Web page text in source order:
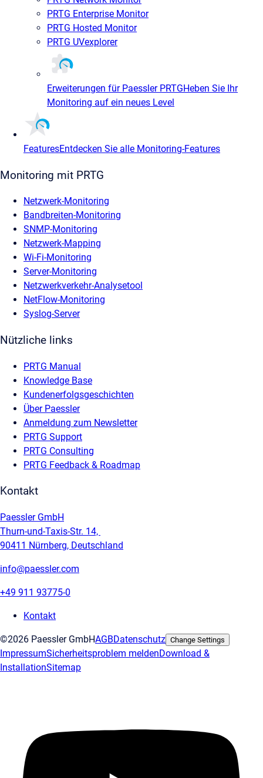
PRTG Enterprise Monitor
PRTG Hosted Monitor
PRTG UVexplorer
Erweiterungen für Paessler PRTGHeben Sie Ihr
Monitoring auf ein neues Level
FeaturesEntdecken Sie alle Monitoring-Features
Monitoring mit PRTG
Netzwerk-Monitoring
Bandbreiten-Monitoring
SNMP-Monitoring
Netzwerk-Mapping
Wi-Fi-Monitoring
Server-Monitoring
Netzwerkverkehr-Analysetool
NetFlow-Monitoring
Syslog-Server
Nützliche links
PRTG Manual
Knowledge Base
Kundenerfolgsgeschichten
Über Paessler
Anmeldung zum Newsletter
PRTG Support
PRTG Consulting
PRTG Feedback & Roadmap
Kontakt
Paessler GmbH
Thurn-und-Taxis-Str. 14,
90411 Nürnberg, Deutschland
info@paessler.com
+49 911 93775-0
Kontakt
©2026 Paessler GmbHAGBDatenschutz Change Settings
ImpressumSicherheitsproblem meldenDownload &
InstallationSitemap